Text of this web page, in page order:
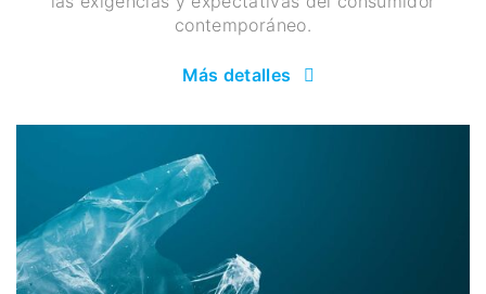
contemporáneo.
Más detalles